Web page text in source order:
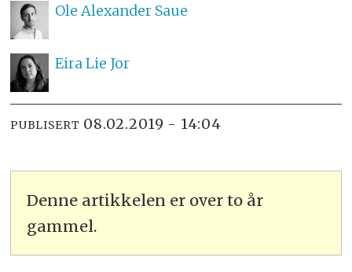
Ole Alexander Saue
Eira Lie Jor
PUBLISERT 08.02.2019 - 14:04
Denne artikkelen er over to år
gammel.